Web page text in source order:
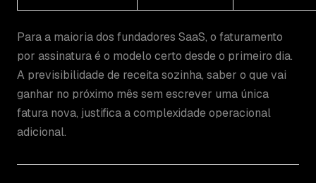
Para a maioria dos fundadores SaaS, o faturamento
por assinatura é o modelo certo desde o primeiro dia.
A previsibilidade de receita sozinha, saber o que vai
ganhar no próximo mês sem escrever uma única
fatura nova, justifica a complexidade operacional
adicional.